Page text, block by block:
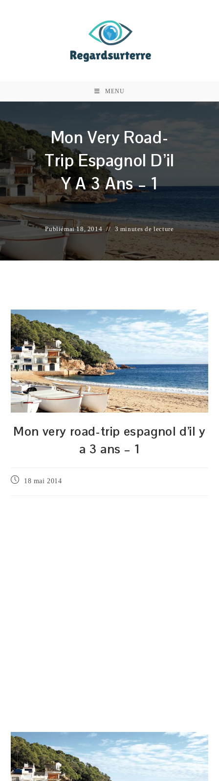
MENU
Mon Very Road-
Trip Espagnol D’il
Y A 3 Ans – 1
Publiémai 18, 2014 3 minutes de lecture
Mon very road-trip espagnol d’il y
a 3 ans – 1
Publication
18 mai 2014